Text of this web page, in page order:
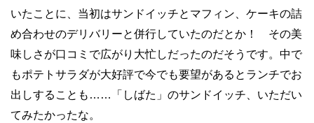
いたことに、当初はサンドイッチとマフィン、ケーキの詰
め合わせのデリバリーと併行していたのだとか！ その美
味しさが口コミで広がり大忙しだったのだそうです。中で
もポテトサラダが大好評で今でも要望があるとランチでお
出しすることも……「しばた」のサンドイッチ、いただい
てみたかったな。